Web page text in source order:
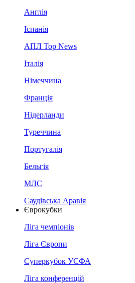
Англія
Іспанія
АПЛ Top News
Італія
Німеччина
Франція
Нідерланди
Туреччина
Португалія
Бельгія
МЛС
Саудівська Аравія
Єврокубки
Ліга чемпіонів
Ліга Європи
Суперкубок УЄФА
Ліга конференцій